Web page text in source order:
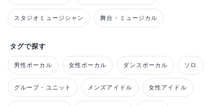
スタジオミュージシャン 舞台・ミュージカル
タグで探す
男性ボーカル 女性ボーカル ダンスボーカル ソロ
グループ・ユニット メンズアイドル 女性アイドル